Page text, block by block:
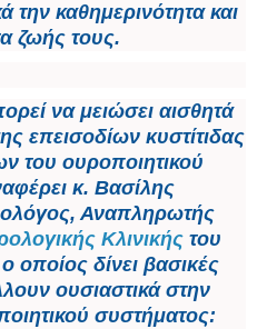
την καθημερινότητα και
ζωής τους.
να μειώσει αισθητά
επεισοδίων κυστίτιδας
του ουροποιητικού
κ. Βασίλης
Αναπληρωτής
Κλινικής του
οποίος δίνει βασικές
ουσιαστικά στην
συστήματος: